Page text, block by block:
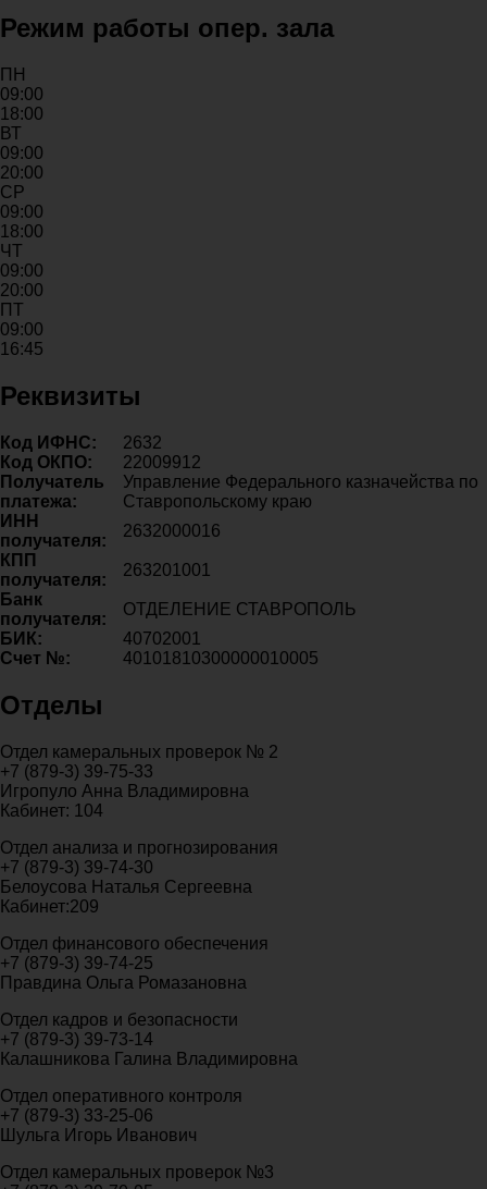
Режим работы опер. зала
ПН
09:00
18:00
ВТ
09:00
20:00
СР
09:00
18:00
ЧТ
09:00
20:00
ПТ
09:00
16:45
Реквизиты
Код ИФНС:
2632
Код ОКПО:
22009912
Получатель
платежа:
Управление Федерального казначейства по
Ставропольскому краю
ИНН
получателя:
2632000016
КПП
получателя:
263201001
Банк
получателя:
ОТДЕЛЕНИЕ СТАВРОПОЛЬ
БИК:
40702001
Счет №:
40101810300000010005
Отделы
Отдел камеральных проверок № 2
+7 (879-3) 39-75-33
Игропуло Анна Владимировна
Кабинет: 104
Отдел анализа и прогнозирования
+7 (879-3) 39-74-30
Белоусова Наталья Сергеевна
Кабинет:209
Отдел финансового обеспечения
+7 (879-3) 39-74-25
Правдина Ольга Ромазановна
Отдел кадров и безопасности
+7 (879-3) 39-73-14
Калашникова Галина Владимировна
Отдел оперативного контроля
+7 (879-3) 33-25-06
Шульга Игорь Иванович
Отдел камеральных проверок №3